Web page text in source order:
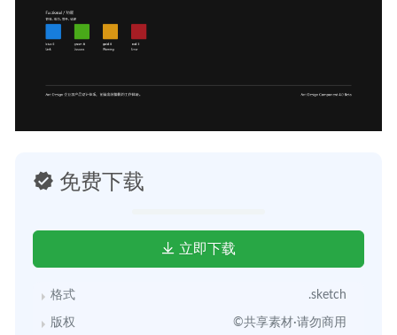
免费下载
立即下载
格式 .sketch
版权 ©共享素材·请勿商用